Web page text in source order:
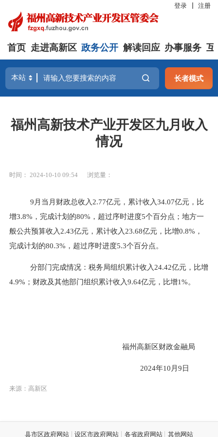
登录 注册
首页 走进高新区 政务公开 解读回应 办事服务 互
长者模式
福州高新技术产业开发区九月收入
情况
时间： 2024-10-10 09:54 浏览量：
9月当月财政总收入2.77亿元，累计收入34.07亿元，比
增3.8%，完成计划的80%，超过序时进度5个百分点；地方一
般公共预算收入2.43亿元，累计收入23.68亿元，比增0.8%，
完成计划的80.3%，超过序时进度5.3个百分点。
分部门完成情况：税务局组织累计收入24.42亿元，比增
4.9%；财政及其他部门组织累计收入9.64亿元，比增1%。
福州高新区财政金融局
2024年10月9日
来源：高新区
县市区政府网站 设区市政府网站 各省政府网站 其他网站